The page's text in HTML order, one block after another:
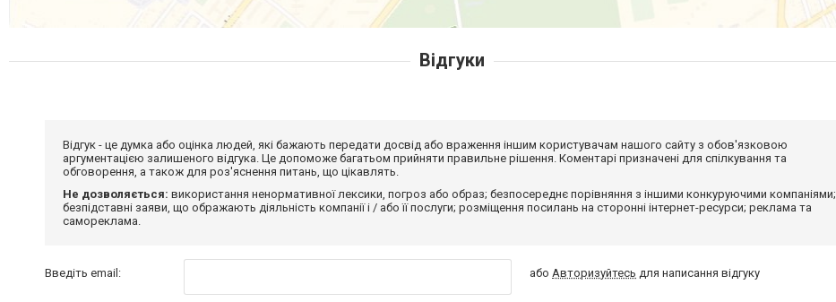
Відгуки
Відгук - це думка або оцінка людей, які бажають передати досвід або враження іншим користувачам нашого сайту з обов'язковою
аргументацією залишеного відгука. Це допоможе багатьом прийняти правильне рішення. Коментарі призначені для спілкування та
обговорення, а також для роз'яснення питань, що цікавлять.
Не дозволяється: використання ненормативної лексики, погроз або образ; безпосереднє порівняння з іншими конкуруючими компаніями;
безпідставні заяви, що ображають діяльність компанії і / або її послуги; розміщення посилань на сторонні інтернет-ресурси; реклама та
самореклама.
Введіть email: або Авторизуйтесь для написання відгуку